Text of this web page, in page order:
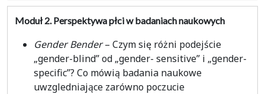
Moduł 2.Perspektywa płci w badaniach naukowych
Gender Bender– Czym się różni podejście
„gender-blind” od „gender- sensitive” i „gender-
specific”? Co mówią badania naukowe
uwzgledniające zarówno poczucie